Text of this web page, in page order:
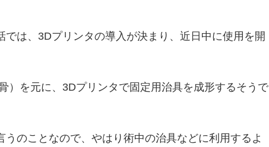
では、3Dプリンタの導入が決まり、近日中に使用を開
）を元に、3Dプリンタで固定用治具を成形するそうで
のことなので、やはり 術中の治具などに利用するよ